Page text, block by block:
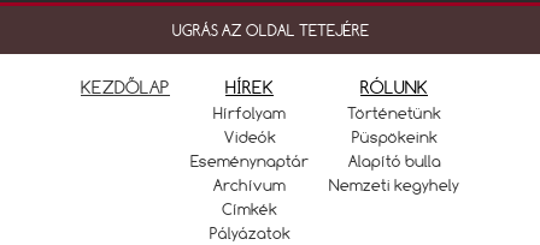
UGRÁS AZ OLDAL TETEJÉRE
KEZDŐLAP HÍREK
Hírfolyam
Videók
Eseménynaptár
Archívum
Címkék
Pályázatok
RÓLUNK
Történetünk
Püspökeink
Alapító bulla
Nemzeti kegyhely